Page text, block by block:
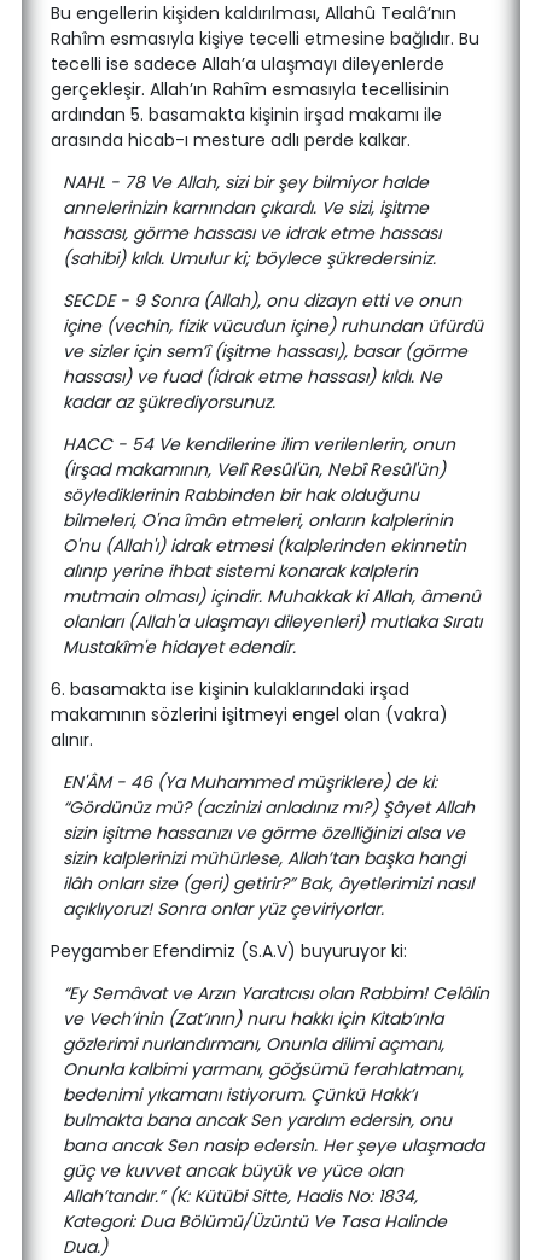
Bu engellerin kişiden kaldırılması, Allahû Tealâ’nın
Rahîm esmasıyla kişiye tecelli etmesine bağlıdır. Bu
tecelli ise sadece Allah’a ulaşmayı dileyenlerde
gerçekleşir. Allah’ın Rahîm esmasıyla tecellisinin
ardından 5. basamakta kişinin irşad makamı ile
arasında hicab-ı mesture adlı perde kalkar.
NAHL - 78 Ve Allah, sizi bir şey bilmiyor halde
annelerinizin karnından çıkardı. Ve sizi, işitme
hassası, görme hassası ve idrak etme hassası
(sahibi) kıldı. Umulur ki; böylece şükredersiniz.
SECDE - 9 Sonra (Allah), onu dizayn etti ve onun
içine (vechin, fizik vücudun içine) ruhundan üfürdü
ve sizler için sem’î (işitme hassası), basar (görme
hassası) ve fuad (idrak etme hassası) kıldı. Ne
kadar az şükrediyorsunuz.
HACC - 54 Ve kendilerine ilim verilenlerin, onun
(irşad makamının, Velî Resûl'ün, Nebî Resûl'ün)
söylediklerinin Rabbinden bir hak olduğunu
bilmeleri, O'na îmân etmeleri, onların kalplerinin
O'nu (Allah'ı) idrak etmesi (kalplerinden ekinnetin
alınıp yerine ihbat sistemi konarak kalplerin
mutmain olması) içindir. Muhakkak ki Allah, âmenû
olanları (Allah'a ulaşmayı dileyenleri) mutlaka Sıratı
Mustakîm'e hidayet edendir.
6. basamakta ise kişinin kulaklarındaki irşad
makamının sözlerini işitmeyi engel olan (vakra)
alınır.
EN'ÂM - 46 (Ya Muhammed müşriklere) de ki:
“Gördünüz mü? (aczinizi anladınız mı?) Şâyet Allah
sizin işitme hassanızı ve görme özelliğinizi alsa ve
sizin kalplerinizi mühürlese, Allah’tan başka hangi
ilâh onları size (geri) getirir?” Bak, âyetlerimizi nasıl
açıklıyoruz! Sonra onlar yüz çeviriyorlar.
Peygamber Efendimiz (S.A.V) buyuruyor ki:
“Ey Semâvat ve Arzın Yaratıcısı olan Rabbim! Celâlin
ve Vech’inin (Zat’ının) nuru hakkı için Kitab’ınla
gözlerimi nurlandırmanı, Onunla dilimi açmanı,
Onunla kalbimi yarmanı, göğsümü ferahlatmanı,
bedenimi yıkamanı istiyorum. Çünkü Hakk’ı
bulmakta bana ancak Sen yardım edersin, onu
bana ancak Sen nasip edersin. Her şeye ulaşmada
güç ve kuvvet ancak büyük ve yüce olan
Allah’tandır.” (K: Kütübi Sitte, Hadis No: 1834,
Kategori: Dua Bölümü/Üzüntü Ve Tasa Halinde
Dua.)